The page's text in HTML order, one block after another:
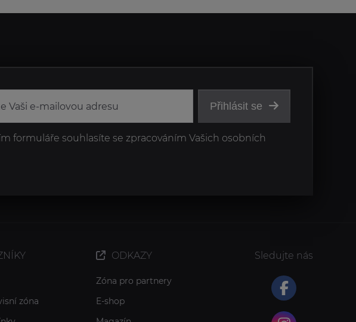
Přihlásit se
formuláře souhlasíte se zpracováním Vašich osobních
zóna
ODKAZY
Zóna pro partnery
E-shop
Sledujte nás